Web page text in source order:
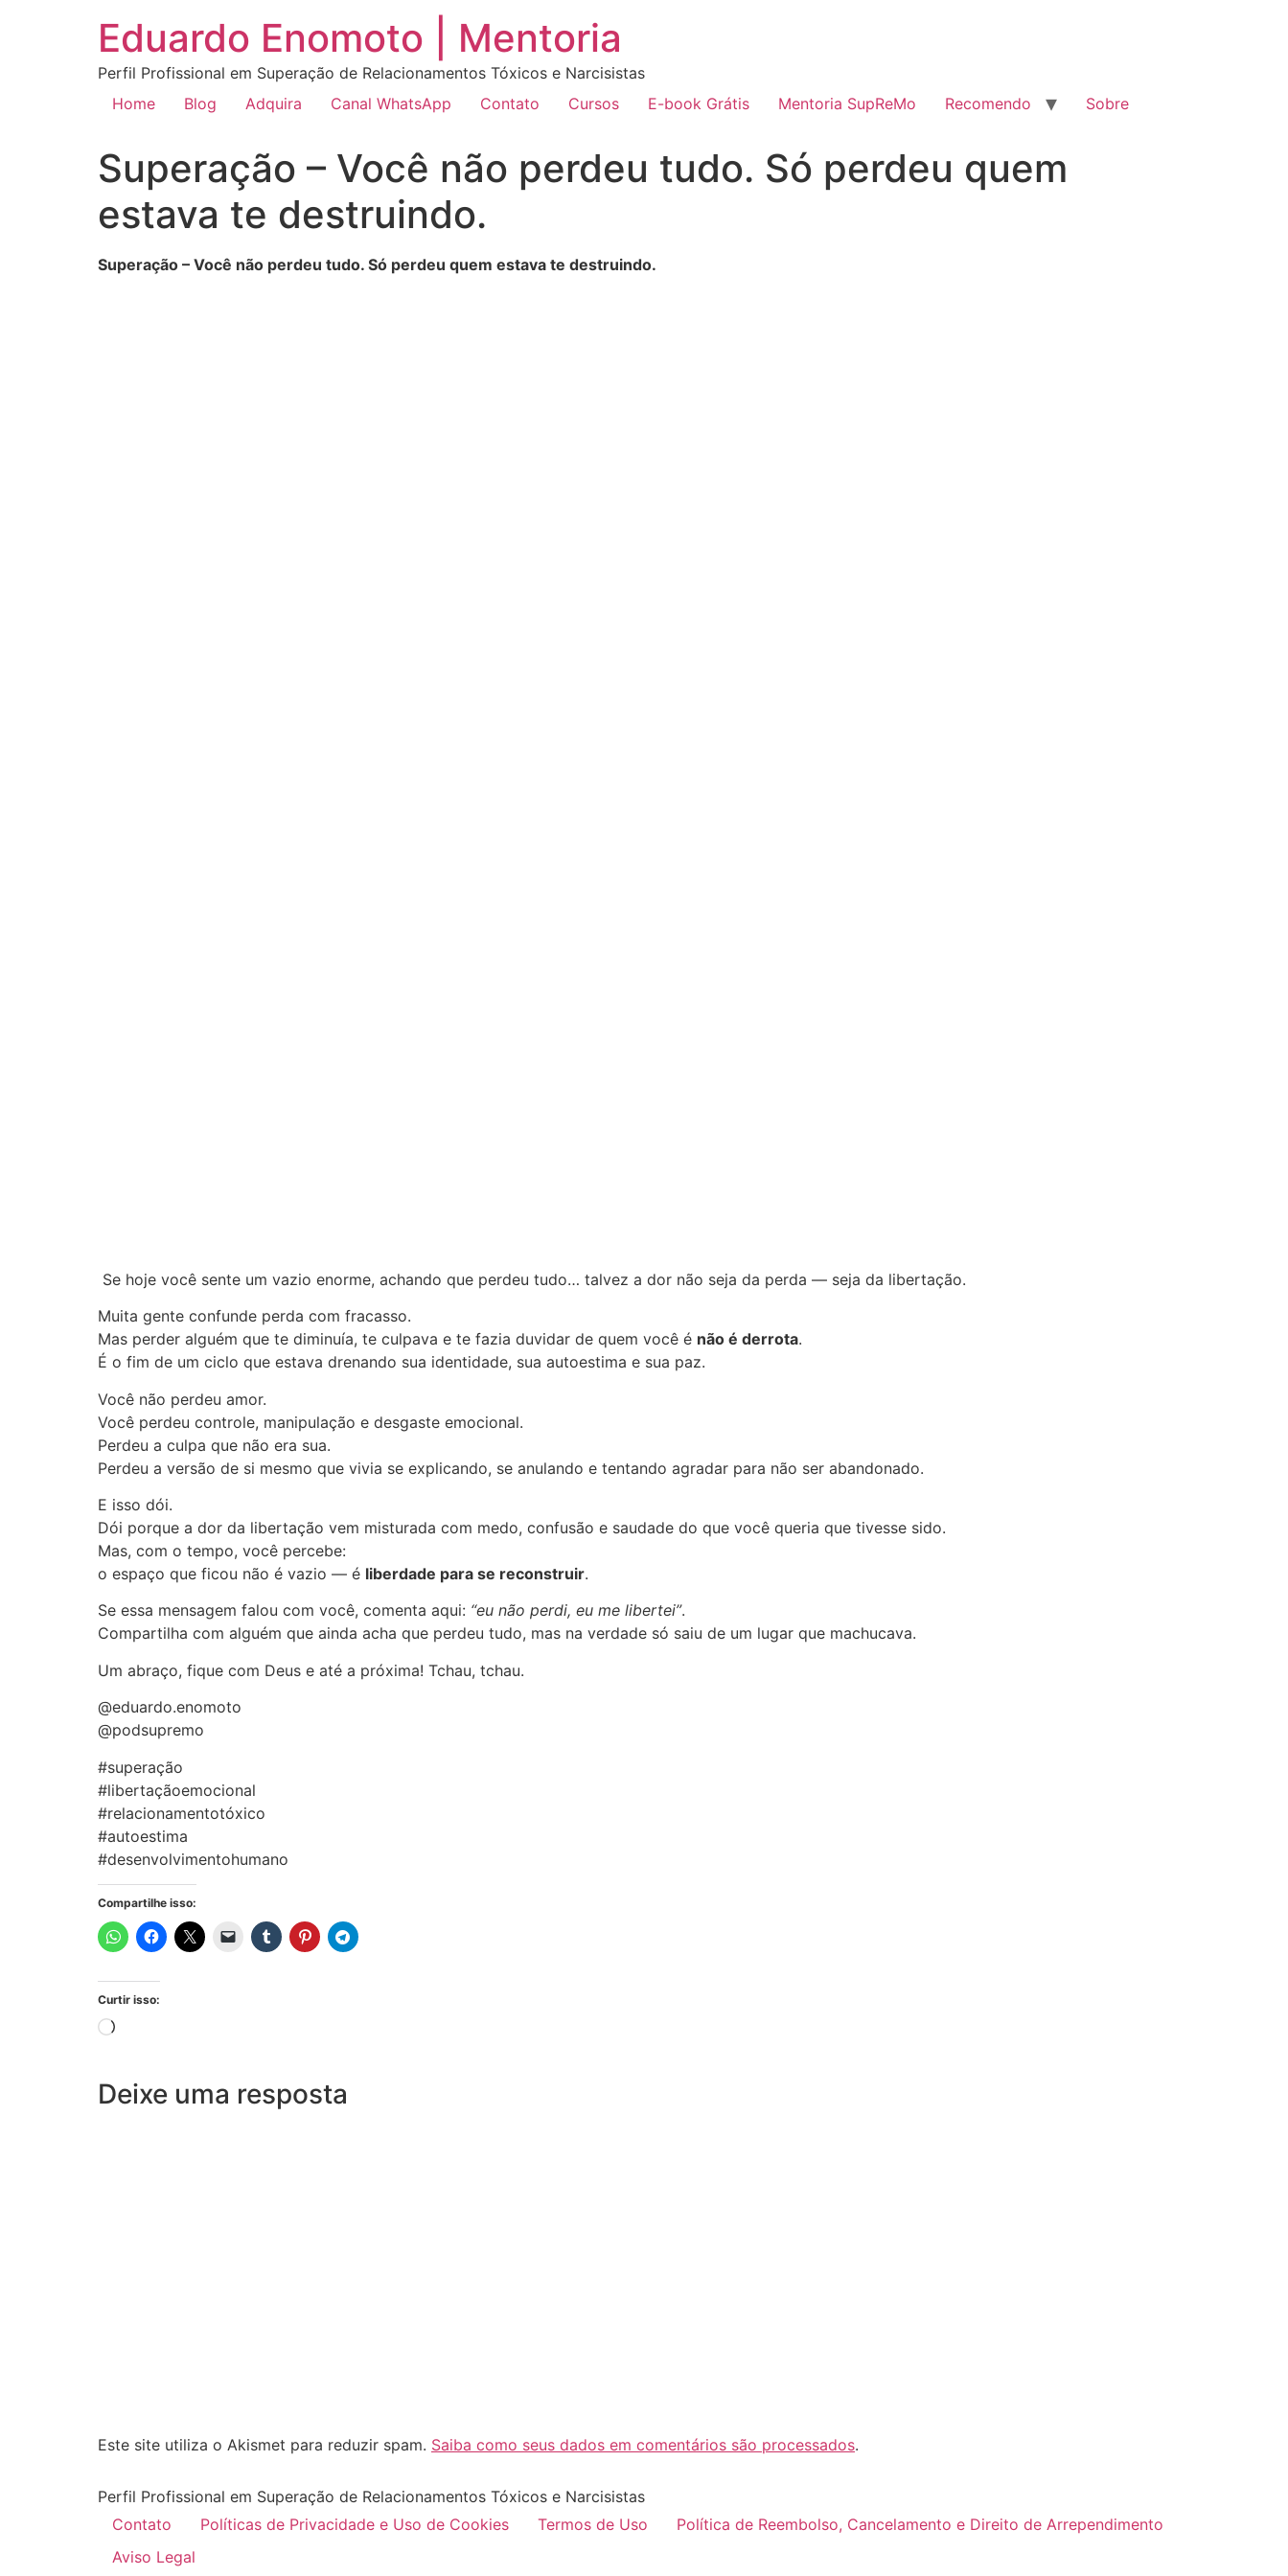
Eduardo Enomoto | Mentoria
Perfil Profissional em Superação de Relacionamentos Tóxicos e Narcisistas
Home
Blog Adquira Canal WhatsApp Contato Cursos E-book Grátis Mentoria SupReMo Recomendo Sobre
Superação – Você não perdeu tudo. Só perdeu quem
estava te destruindo.
Superação – Você não perdeu tudo. Só perdeu quem estava te destruindo.
Se hoje você sente um vazio enorme, achando que perdeu tudo… talvez a dor não seja da perda — seja da libertação.
Muita gente confunde perda com fracasso.
Mas perder alguém que te diminuía, te culpava e te fazia duvidar de quem você é não é derrota.
É o fim de um ciclo que estava drenando sua identidade, sua autoestima e sua paz.
Você não perdeu amor.
Você perdeu controle, manipulação e desgaste emocional.
Perdeu a culpa que não era sua.
Perdeu a versão de si mesmo que vivia se explicando, se anulando e tentando agradar para não ser abandonado.
E isso dói.
Dói porque a dor da libertação vem misturada com medo, confusão e saudade do que você queria que tivesse sido.
Mas, com o tempo, você percebe:
o espaço que ficou não é vazio — é liberdade para se reconstruir.
Se essa mensagem falou com você, comenta aqui: “eu não perdi, eu me libertei”.
Compartilha com alguém que ainda acha que perdeu tudo, mas na verdade só saiu de um lugar que machucava.
Um abraço, fique com Deus e até a próxima! Tchau, tchau.
@eduardo.enomoto
@podsupremo
#superação
#libertaçãoemocional
#relacionamentotóxico
#autoestima
#desenvolvimentohumano
Compartilhe isso:
Curtir isso:
Deixe uma resposta
Este site utiliza o Akismet para reduzir spam. Saiba como seus dados em comentários são processados.
Perfil Profissional em Superação de Relacionamentos Tóxicos e Narcisistas
Contato
Políticas de Privacidade e Uso de Cookies Termos de Uso
Política de Reembolso, Cancelamento e Direito de Arrependimento
Aviso Legal